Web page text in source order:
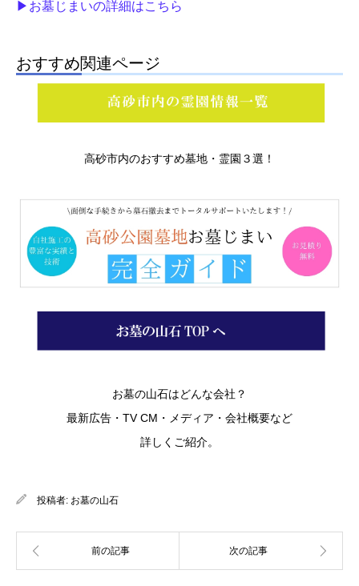
▶お墓じまいの詳細はこちら
おすすめ関連ページ
高砂市内のおすすめ墓地・霊園３選！
お墓の山石はどんな会社？
最新広告・TV CM・メディア・会社概要など
詳しくご紹介。
投稿者: お墓の山石